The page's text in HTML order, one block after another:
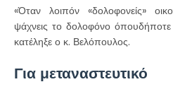
«Όταν λοιπόν «δολοφονείς»
ψάχνεις το δολοφόνο
κατέληξε ο κ. Βελόπουλος.
Για μεταναστευτικό